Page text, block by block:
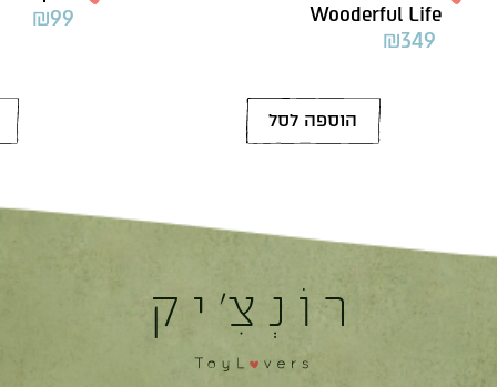
Wooderful Life
₪349
הוספה לסל
₪99